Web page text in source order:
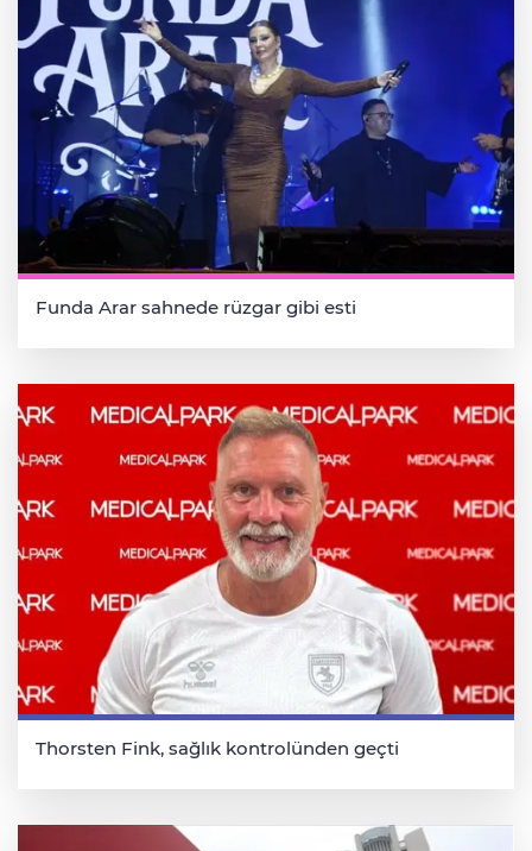
Funda Arar sahnede rüzgar gibi esti
Thorsten Fink, sağlık kontrolünden geçti